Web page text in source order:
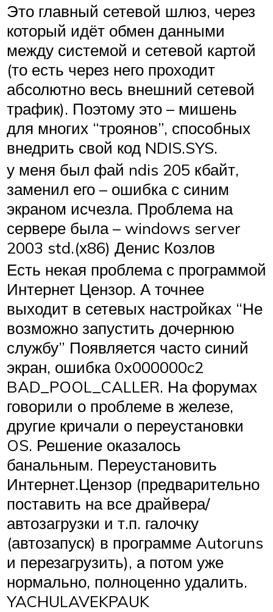
Это главный сетевой шлюз, через
который идёт обмен данными
между системой и сетевой картой
(то есть через него проходит
абсолютно весь внешний сетевой
трафик). Поэтому это – мишень
для многих “троянов”, способных
внедрить свой код NDIS.SYS.
у меня был фай ndis 205 кбайт,
заменил его – ошибка с синим
экраном исчезла. Проблема на
сервере была – windows server
2003 std.(х86) Денис Козлов
Есть некая проблема с программой
Интернет Цензор. А точнее
выходит в сетевых настройках “Не
возможно запустить дочернюю
службу” Появляется часто синий
экран, ошибка 0x000000c2
BAD_POOL_CALLER. На форумах
говорили о проблеме в железе,
другие кричали о переустановки
OS. Решение оказалось
банальным. Переустановить
Интернет.Цензор (предварительно
поставить на все драйвера/
автозагрузки и т.п. галочку
(автозапуск) в программе Autoruns
и перезагрузить), а потом уже
нормально, полноценно удалить.
YACHULAVEKPAUK